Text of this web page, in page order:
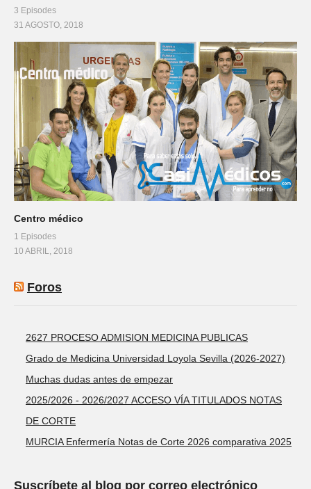
3 Episodes
31 AGOSTO, 2018
Centro médico
1 Episodes
10 ABRIL, 2018
Foros
2627 PROCESO ADMISION MEDICINA PUBLICAS
Grado de Medicina Universidad Loyola Sevilla (2026-2027)
Muchas dudas antes de empezar
2025/2026 - 2026/2027 ACCESO VÍA TITULADOS NOTAS
DE CORTE
MURCIA Enfermería Notas de Corte 2026 comparativa 2025
Suscríbete al blog por correo electrónico